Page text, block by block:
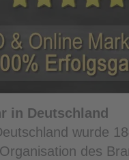
in Deutschland
wurde
des